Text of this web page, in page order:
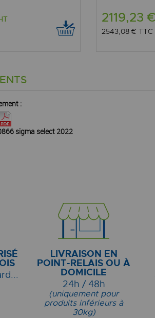
2119,23 €
2543,08 €TTC
:
sigma select 2022
LIVRAISON EN
POINT-RELAIS OU À
DOMICILE
24h / 48h
(uniquement pour
produits inférieurs à
30kg)